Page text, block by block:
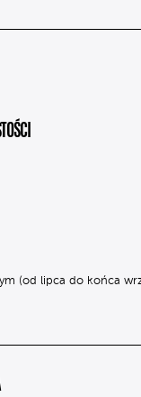
(od lipca do końca